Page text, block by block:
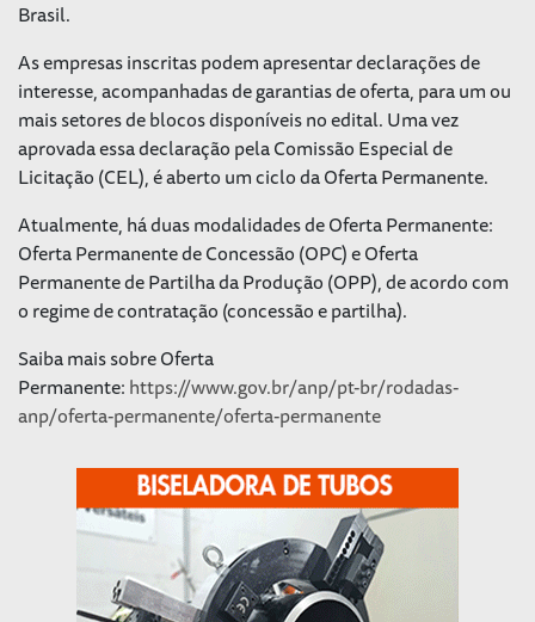
Brasil.
As empresas inscritas podem apresentar declarações de
interesse, acompanhadas de garantias de oferta, para um ou
mais setores de blocos disponíveis no edital. Uma vez
aprovada essa declaração pela Comissão Especial de
Licitação (CEL), é aberto um ciclo da Oferta Permanente.
Atualmente, há duas modalidades de Oferta Permanente:
Oferta Permanente de Concessão (OPC) e Oferta
Permanente de Partilha da Produção (OPP), de acordo com
o regime de contratação (concessão e partilha).
Saiba mais sobre Oferta
Permanente:https://www.gov.br/anp/pt-br/rodadas-
anp/oferta-permanente/oferta-permanente